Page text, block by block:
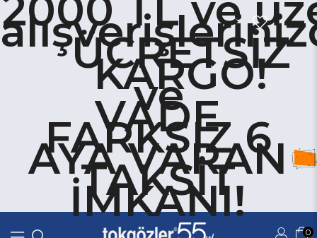
ÜCRETSİZ
KARGO!
ve
VADE
FARKSIZ 6
AYA VARAN
TAKSİT
İMKANI!
0